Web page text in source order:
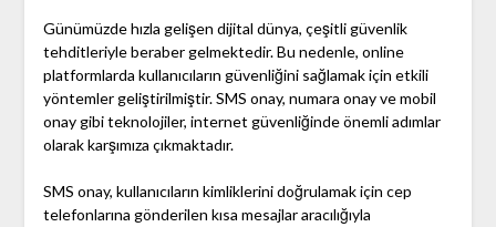
Günümüzde hızla gelişen dijital dünya, çeşitli güvenlik
tehditleriyle beraber gelmektedir. Bu nedenle, online
platformlarda kullanıcıların güvenliğini sağlamak için etkili
yöntemler geliştirilmiştir. SMS onay, numara onay ve mobil
onay gibi teknolojiler, internet güvenliğinde önemli adımlar
olarak karşımıza çıkmaktadır.
SMS onay, kullanıcıların kimliklerini doğrulamak için cep
telefonlarına gönderilen kısa mesajlar aracılığıyla